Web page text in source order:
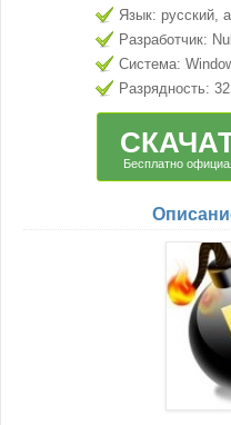
Язык: русский,
Разработчик:
Система:
Разрядность:
Бесплатно